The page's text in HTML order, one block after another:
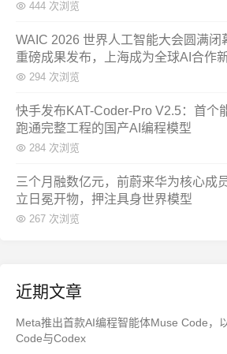
444 次浏览
WAIC 2026 世界人工智能大会圆满闭
重磅成果发布，上海成为全球AI合作
294 次浏览
快手发布KAT-Coder-Pro V2.5：首个
跑通完整工程的国产AI编程模型
284 次浏览
三个月融数亿元，前蔚来华为核心成
立日冕开物，押注具身世界模型
267 次浏览
近期文章
Meta推出首款AI编程智能体Muse Code，
Code与Codex